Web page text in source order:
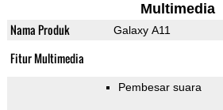
Multimedia
Nama Produk Galaxy A11
Fitur Multimedia
Pembesar suara